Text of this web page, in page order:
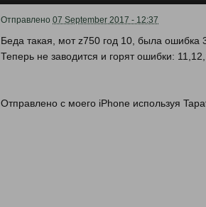
Отправлено07 September 2017 - 12:37
Беда такая, мот z750 год 10, была ошибка
Теперь не заводится и горят ошибки:
Отправлено с моего iPhone используя